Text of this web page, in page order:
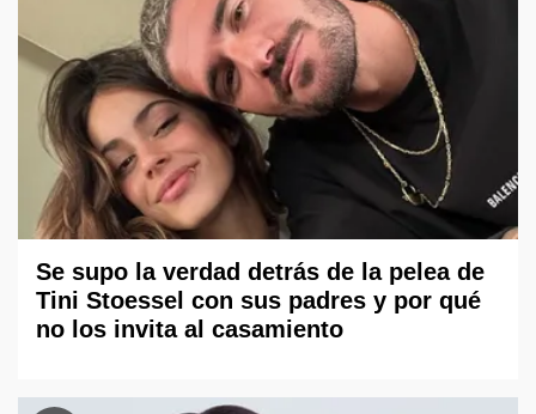
Se supo la verdad detrás de la pelea de
Tini Stoessel con sus padres y por qué
no los invita al casamiento